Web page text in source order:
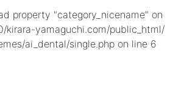
property "category_nicename" on
kirara-yamaguchi.com/public_html/
ai_dental/single.php on line 6